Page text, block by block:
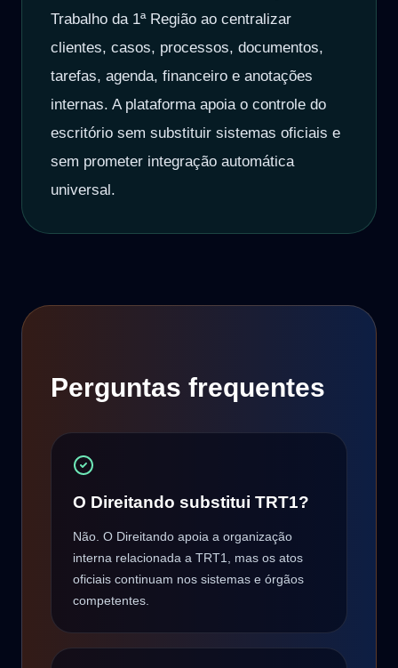
Trabalho da 1ª Região ao centralizar
clientes, casos, processos, documentos,
tarefas, agenda, financeiro e anotações
internas. A plataforma apoia o controle do
escritório sem substituir sistemas oficiais e
sem prometer integração automática
universal.
Perguntas frequentes
O Direitando substitui TRT1?
Não. O Direitando apoia a organização
interna relacionada a TRT1, mas os atos
oficiais continuam nos sistemas e órgãos
competentes.